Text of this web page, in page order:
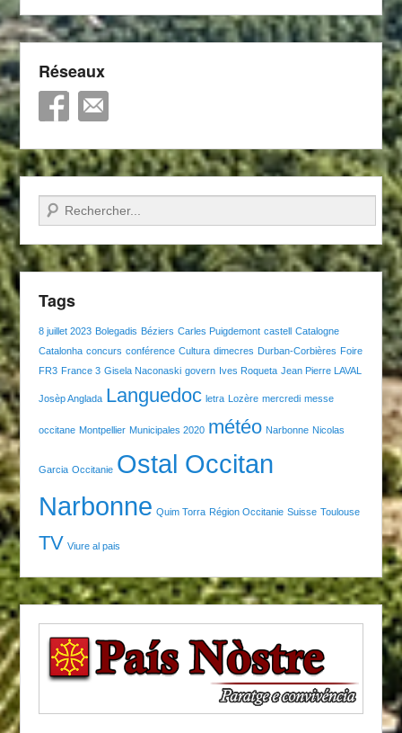
Réseaux
Recherche
Tags
8 juillet 2023 Bolegadis Béziers Carles Puigdemont castell Catalogne
Catalonha concurs conférence Cultura dimecres Durban-Corbières Foire
FR3 France 3 Gisela Naconaski govern Ives Roqueta Jean Pierre LAVAL
Josèp Anglada Languedoc letra Lozère mercredi messe
occitane Montpellier Municipales 2020 météo Narbonne Nicolas
Garcia Occitanie Ostal Occitan
Narbonne Quim Torra Région Occitanie Suisse Toulouse
TV Viure al pais